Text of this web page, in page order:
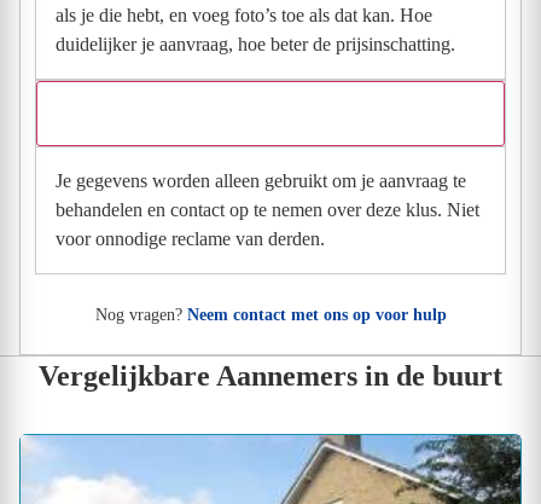
als je die hebt, en voeg foto’s toe als dat kan. Hoe
duidelijker je aanvraag, hoe beter de prijsinschatting.
Je gegevens worden alleen gebruikt om je aanvraag te
behandelen en contact op te nemen over deze klus. Niet
voor onnodige reclame van derden.
Nog vragen? Neem contact met ons op voor hulp
Vergelijkbare Aannemers in de buurt